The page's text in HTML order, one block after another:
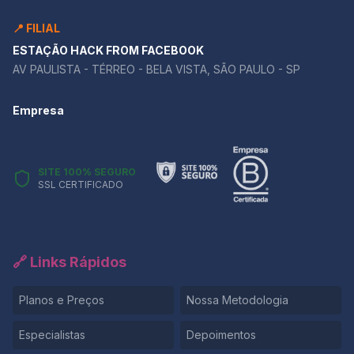
contextualizar bem suas referências, conectá-las ao
argumento central da redação e usá-las para
aprofundar a discussão. Se você ainda tem dúvidas
sobre como aplicar um repertório de forma produtiva,
testar sua redação e receber um feedback detalhado
📍 FILIAL
ESTAÇÃO HACK FROM FACEBOOK
AV PAULISTA - TÉRREO - BELA VISTA, SÃO PAULO - SP
Empresa
SITE 100% SEGURO
SSL CERTIFICADO
🔗 Links Rápidos
Planos e Preços Nossa Metodologia
Especialistas Depoimentos